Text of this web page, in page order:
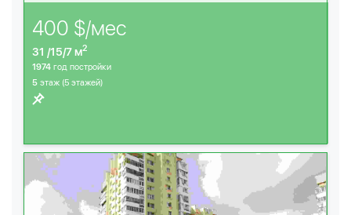
400 $/мес
31 /15/7 м2
1974 год постройки
5 этаж (5 этажей)